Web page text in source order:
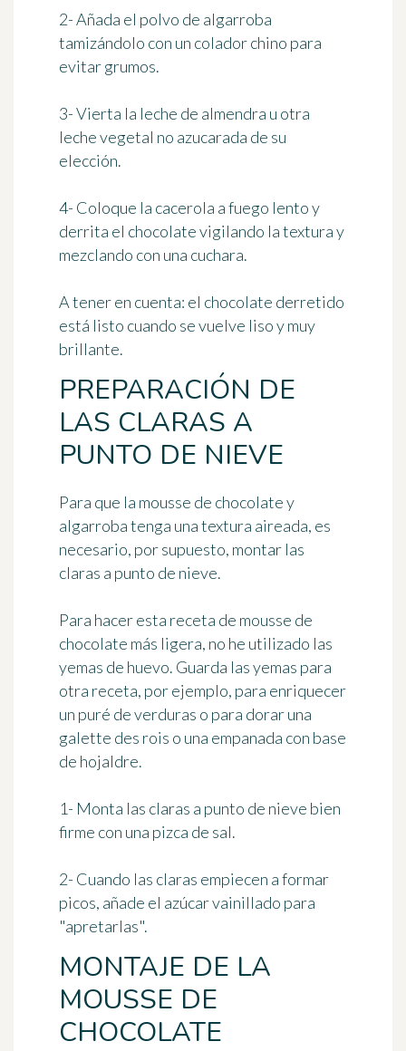
2- Añada el polvo de algarroba
tamizándolo con un colador chino para
evitar grumos.
3- Vierta la leche de almendra u otra
leche vegetal no azucarada de su
elección.
4- Coloque la cacerola a fuego lento y
derrita el chocolate vigilando la textura y
mezclando con una cuchara.
A tener en cuenta: el chocolate derretido
está listo cuando se vuelve liso y muy
brillante.
PREPARACIÓN DE
LAS CLARAS A
PUNTO DE NIEVE
Para que la mousse de chocolate y
algarroba tenga una textura aireada, es
necesario, por supuesto, montar las
claras a punto de nieve.
Para hacer esta receta de mousse de
chocolate más ligera, no he utilizado las
yemas de huevo. Guarda las yemas para
otra receta, por ejemplo, para enriquecer
un puré de verduras o para dorar una
galette des rois o una empanada con base
de hojaldre.
1- Monta las claras a punto de nieve bien
firme con una pizca de sal.
2- Cuando las claras empiecen a formar
picos, añade el azúcar vainillado para
"apretarlas".
MONTAJE DE LA
MOUSSE DE
CHOCOLATE